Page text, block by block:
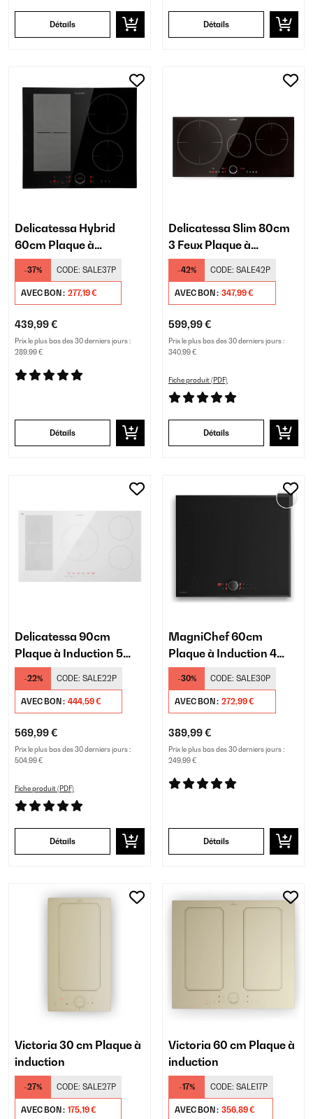
Détails Détails
Delicatessa Hybrid
60cm Plaque à
Induction 4 Feux Noir
-37% CODE: SALE37P
AVEC BON : 277,19 €
439,99 €
Prix le plus bas des 30 derniers jours :
289,99 €
Détails
Delicatessa Slim 80cm
3 Feux Plaque à
Induction Noir
-42% CODE: SALE42P
AVEC BON : 347,99 €
599,99 €
Prix le plus bas des 30 derniers jours :
340,99 €
Fiche produit (PDF)
Détails
Delicatessa 90cm
Plaque à Induction 5
Feux Blanc
-22% CODE: SALE22P
AVEC BON : 444,59 €
569,99 €
Prix le plus bas des 30 derniers jours :
504,99 €
Fiche produit (PDF)
Détails
MagniChef 60cm
Plaque à Induction 4
Feux Noir
-30% CODE: SALE30P
AVEC BON : 272,99 €
389,99 €
Prix le plus bas des 30 derniers jours :
249,99 €
Détails
Victoria 30 cm Plaque à
induction
-27% CODE: SALE27P
AVEC BON : 175,19 €
Victoria 60 cm Plaque à
induction
-17% CODE: SALE17P
AVEC BON : 356,89 €